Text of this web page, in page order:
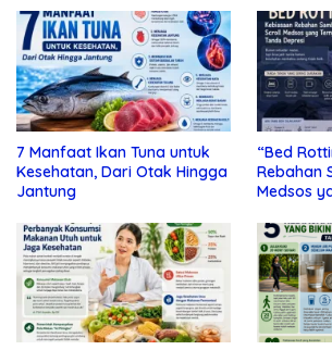
7 Manfaat Ikan Tuna untuk
Kesehatan, Dari Otak Hingga
Jantung
“Bed
Rebahan
Medsos